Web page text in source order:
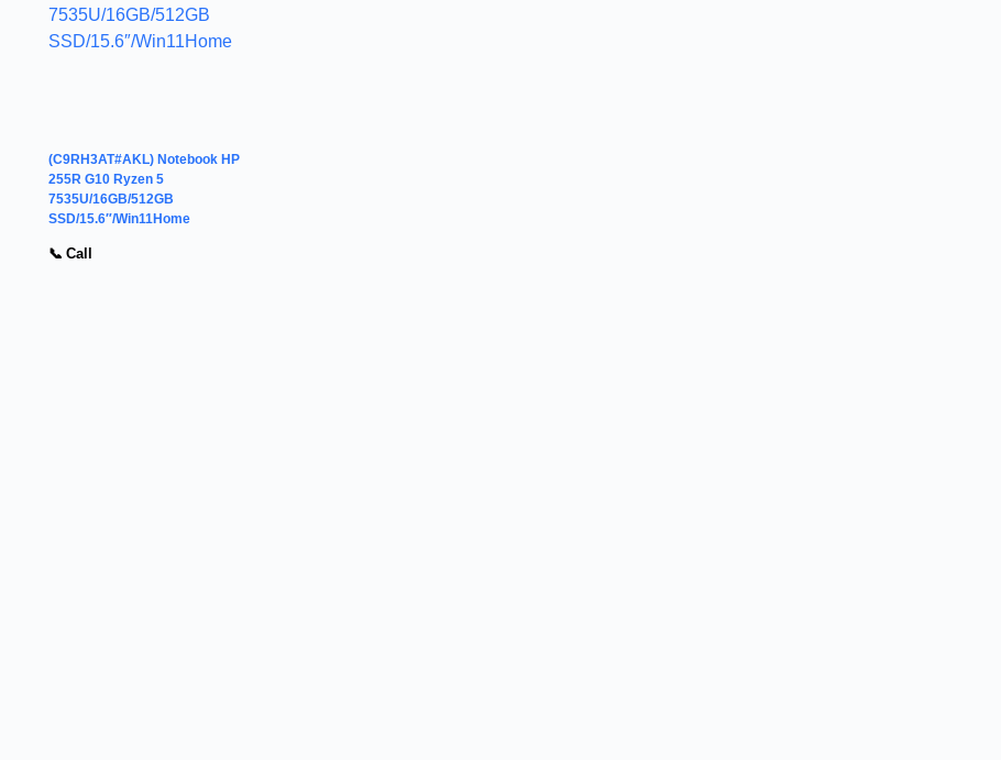
(C9RH3AT#AKL) Notebook HP
255R G10 Ryzen 5
7535U/16GB/512GB
SSD/15.6″/Win11Home
📞 Call